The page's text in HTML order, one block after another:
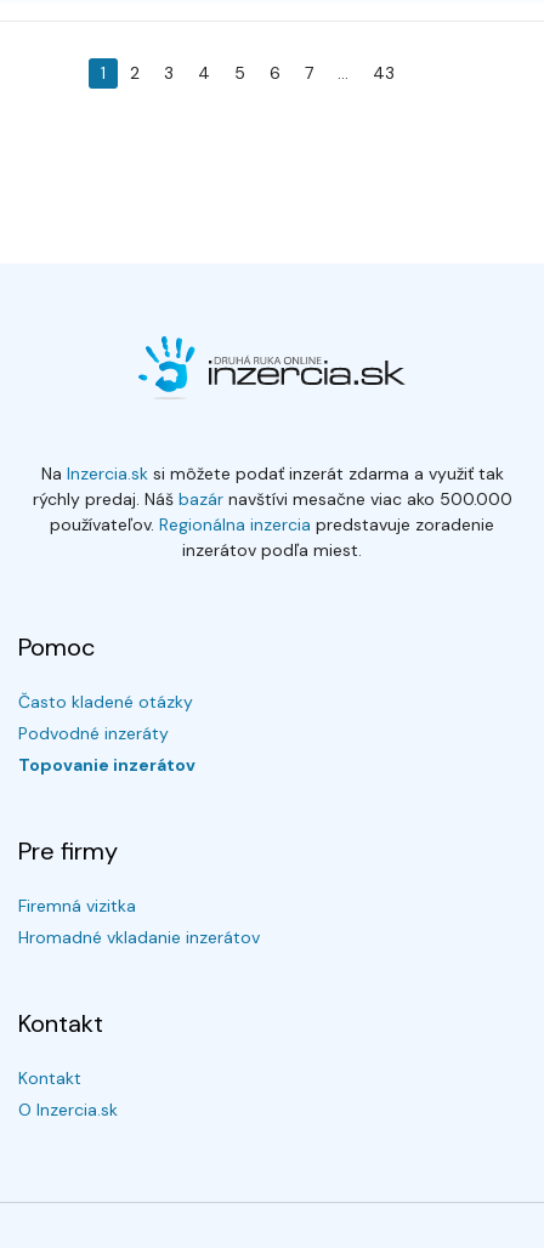
1 2 3 4 5 6 7 ... 43
Na Inzercia.sksi môžete podať inzerát zdarma a využiť tak
rýchly predaj. Náš bazárnavštívi mesačne viac ako 500.000
používateľov. Regionálna inzercia predstavuje zoradenie
inzerátov podľa miest.
Pomoc
Často kladené otázky
Podvodné inzeráty
Topovanie inzerátov
Pre firmy
Firemná vizitka
Hromadné vkladanie inzerátov
Kontakt
Kontakt
O Inzercia.sk